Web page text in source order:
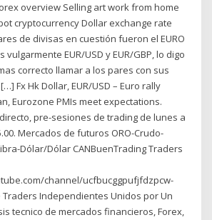
overview Selling art work from home
cryptocurrency Dollar exchange rate
de divisas en cuestión fueron el EURO
vulgarmente EUR/USD y EUR/GBP, lo digo
correcto llamar a los pares con sus
Fx Hk Dollar, EUR/USD – Euro rally
Eurozone PMIs meet expectations.
pre-sesiones de trading de lunes a
Mercados de futuros ORO-Crudo-
Dólar/Dólar CANBuenTrading Traders
channel/ucfbucggpufjfdzpcw-
Traders Independientes Unidos por Un
tecnico de mercados financieros, Forex,